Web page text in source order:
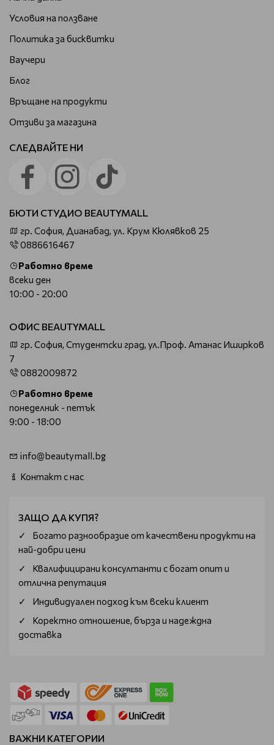
Условия на ползване
Политика за бисквитки
Ваучери
Блог
Връщане на продукти
Отзиви за магазина
СЛЕДВАЙТЕ НИ
БЮТИ СТУДИО BEAUTYMALL
гр. София, Дианабад, ул. Крум Кюлявков 25
0886616467
Работно време
всеки ден
10:00 - 20:00
ОФИС BEAUTYMALL
гр. София, Студентски град, ул.Проф. Атанас Иширков
7
0882009872
Работно време
понеделник - петък
9:00 - 18:00
info@beautymall.bg
Контакт с нас
ЗАЩО ДА КУПЯ?
Богатo разнообразие от качествени продукти на
най-добри цени
Квалифицирани консултанти с богат опит и
отлична репутация
Индивидуален подход към всеки клиент
Коректно отношение, бърза и надеждна
доставка
ВАЖНИ КАТЕГОРИИ